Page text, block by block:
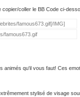
coller le BB Code ci-
qu'il vous faut! Ces
stylisé de visage